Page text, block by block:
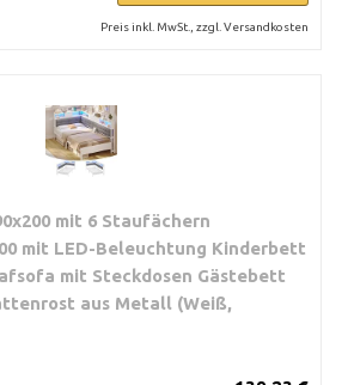
Preis inkl. MwSt., zzgl. Versandkosten
mit 6 Staufächern
mit LED-Beleuchtung Kinderbett
mit Steckdosen Gästebett
aus Metall (Weiß,